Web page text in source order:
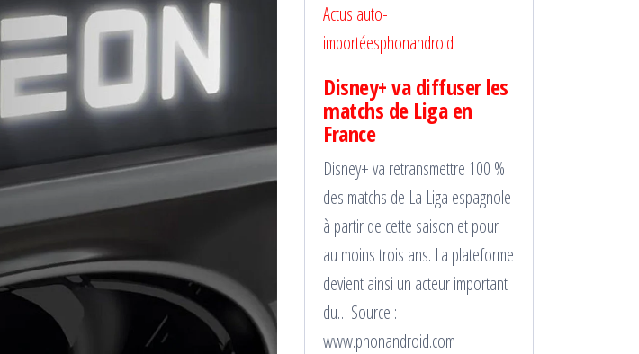
Actus auto-
importéesphonandroid
Disney+ va diffuser les
matchs de Liga en
France
Disney+ va retransmettre 100 %
des matchs de La Liga espagnole
à partir de cette saison et pour
au moins trois ans. La plateforme
devient ainsi un acteur important
du… Source :
www.phonandroid.com